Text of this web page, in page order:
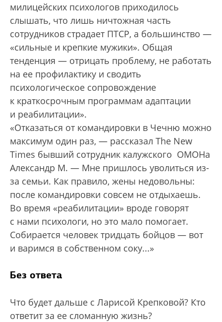
милицейских психологов приходилось
слышать, что лишь ничтожная часть
сотрудников страдает ПТСР, а большинство —
«сильные и крепкие мужики». Общая
тенденция — отрицать проблему, не работать
на ее профилактику и сводить
психологическое сопровождение
к краткосрочным программам адаптации
и реабилитации».
«Отказаться от командировки в Чечню можно
максимум один раз, — рассказал The New
Times бывший сотрудник калужского ­ ­ОМОНа
Александр М. — Мне пришлось уволиться из-
за семьи. Как правило, жены недовольны:
после командировки совсем не отдыхаешь.
Во время «реабилитации» вроде говорят
с нами психологи, но это мало помогает.
Собирается человек тридцать бойцов — вот
и варимся в собственном соку...»
Без ответа
Что будет дальше с Ларисой Крепковой? Кто
ответит за ее сломанную жизнь?